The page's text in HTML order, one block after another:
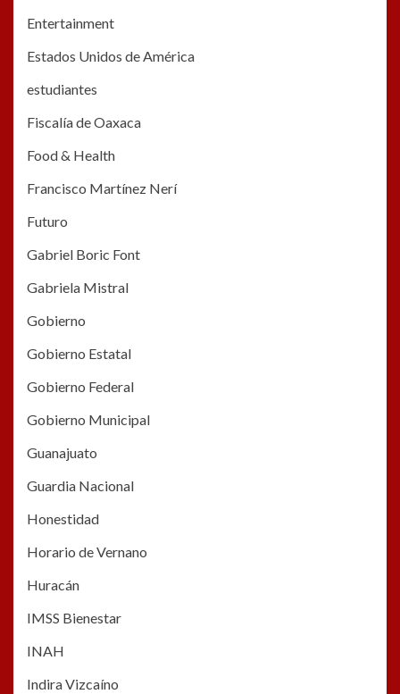
Entertainment
Estados Unidos de América
estudiantes
Fiscalía de Oaxaca
Food & Health
Francisco Martínez Nerí
Futuro
Gabriel Boric Font
Gabriela Mistral
Gobierno
Gobierno Estatal
Gobierno Federal
Gobierno Municipal
Guanajuato
Guardia Nacional
Honestidad
Horario de Vernano
Huracán
IMSS Bienestar
INAH
Indira Vizcaíno